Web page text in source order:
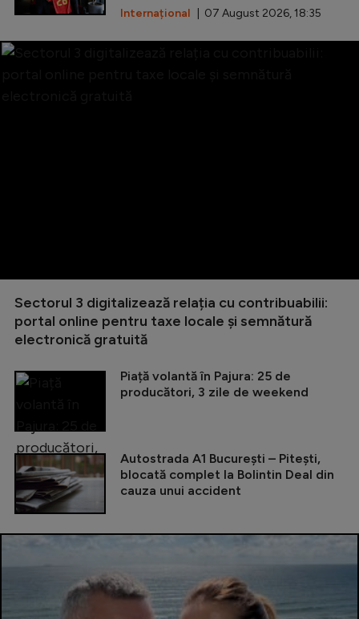
Internațional | 07 August 2026, 18:35
Sectorul 3 digitalizează relația cu contribuabilii:
portal online pentru taxe locale și semnătură
electronică gratuită
Piață volantă în Pajura: 25 de
producători, 3 zile de weekend
Autostrada A1 București – Pitești,
blocată complet la Bolintin Deal din
cauza unui accident